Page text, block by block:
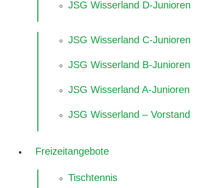
JSG Wisserland D-Junioren
JSG Wisserland C-Junioren
JSG Wisserland B-Junioren
JSG Wisserland A-Junioren
JSG Wisserland – Vorstand
Freizeitangebote
Tischtennis